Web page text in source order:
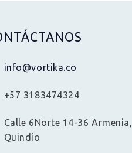
info@vortika.co
+57 3183474324
Calle 6Norte 14-36 Armenia,
Quindío